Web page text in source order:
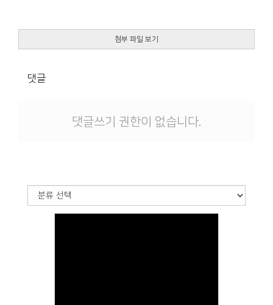
첨부 파일 보기
댓글
댓글쓰기 권한이 없습니다.